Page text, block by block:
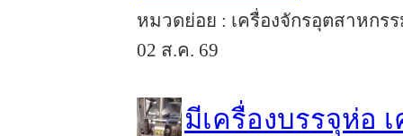
หมวดย่อย : เครื่องจักรอุตสาหกร
02 ส.ค. 69
มีเครื่องบรรจุห่อ